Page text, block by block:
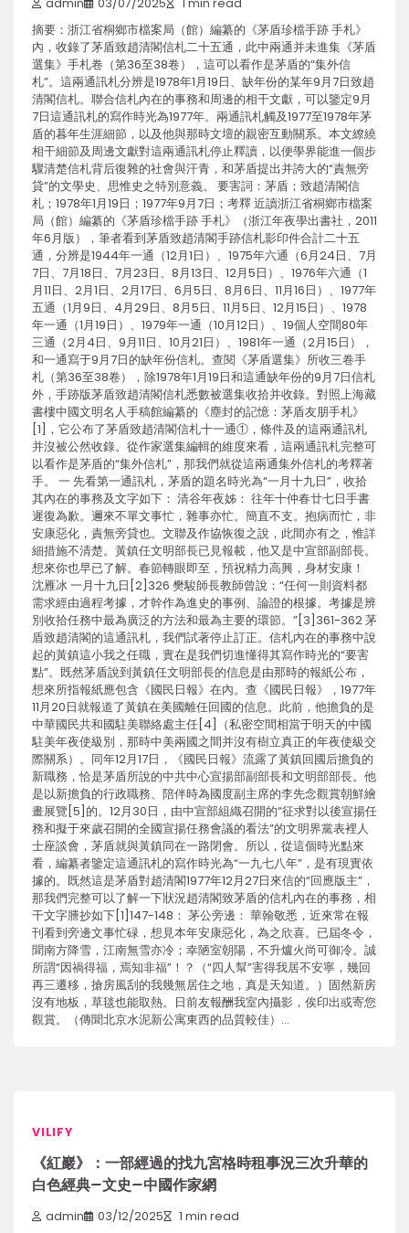
摘要：浙江省桐鄉市檔案局（館）編纂的《茅盾珍檔手跡 手札》
內，收錄了茅盾致趙清閣信札二十五通，此中兩通并未進集《茅盾
選集》手札卷（第36至38卷），這可以看作是茅盾的“集外信
札”。這兩通訊札分辨是1978年1月19日、缺年份的某年9月7日致趙
清閣信札。聯合信札內在的事務和周邊的相干文獻，可以鑒定9月
7日這通訊札的寫作時光為1977年。兩通訊札觸及1977至1978年茅
盾的暮年生涯細節，以及他與那時文壇的親密互動關系。本文繚繞
相干細節及周邊文獻對這兩通訊札停止釋讀，以便學界能進一個步
驟清楚信札背后復雜的社會與汗青，和茅盾提出并誇大的“責無旁
貸”的文學史、思惟史之特別意義。 要害詞：茅盾；致趙清閣信
札；1978年1月19日；1977年9月7日；考釋 近讀浙江省桐鄉市檔案
局（館）編纂的《茅盾珍檔手跡 手札》（浙江年夜學出書社，2011
年6月版），筆者看到茅盾致趙清閣手跡信札影印件合計二十五
通，分辨是1944年一通（12月1日）、1975年六通（6月24日、7月
7日、7月18日、7月23日、8月13日、12月5日）、1976年六通（1
月11日、2月1日、2月17日、6月5日、8月6日、11月16日）、1977年
五通（1月9日、4月29日、8月5日、11月5日、12月15日）、1978
年一通（1月19日）、1979年一通（10月12日）、19個人空間80年
三通（2月4日、9月11日、10月21日）、1981年一通（2月15日），
和一通寫于9月7日的缺年份信札。查閱《茅盾選集》所收三卷手
札（第36至38卷），除1978年1月19日和這通缺年份的9月7日信札
外，手跡版茅盾致趙清閣信札悉數被選集收拾并收錄。對照上海藏
書樓中國文明名人手稿館編纂的《塵封的記憶：茅盾友朋手札》
[1]，它公布了茅盾致趙清閣信札十一通①，條件及的這兩通訊札
并沒被公然收錄。從作家選集編輯的維度來看，這兩通訊札完整可
以看作是茅盾的“集外信札”，那我們就從這兩通集外信札的考釋著
手。 一 先看第一通訊札，茅盾的題名時光為“一月十九日”，收拾
其內在的事務及文字如下： 清谷年夜姊： 往年十仲春廿七日手書
遲復為歉。邇來不單文事忙，雜事亦忙。簡直不支。抱病而忙，非
安康惡化，責無旁貸也。文聯及作協恢復之說，此間亦有之，惟詳
細措施不清楚。黃鎮任文明部長已見報載，他又是中宣部副部長。
想來你也早已了解。春節轉眼即至，預祝精力高興，身材安康！
沈雁冰 一月十九日[2]326 樊駿師長教師曾說：“任何一則資料都
需求經由過程考據，才幹作為進史的事例、論證的根據。考據是辨
別收拾任務中最為廣泛的方法和最為主要的環節。”[3]361-362 茅
盾致趙清閣的這通訊札，我們試著停止訂正。信札內在的事務中說
起的黃鎮這小我之任職，實在是我們切進懂得其寫作時光的“要害
點”。既然茅盾說到黃鎮任文明部長的信息是由那時的報紙公布，
想來所指報紙應包含《國民日報》在內。查《國民日報》，1977年
11月20日就報道了黃鎮在美國離任回國的信息。此前，他擔負的是
中華國民共和國駐美聯絡處主任[4]（私密空間相當于明天的中國
駐美年夜使級別，那時中美兩國之間并沒有樹立真正的年夜使級交
際關系）。同年12月17日，《國民日報》流露了黃鎮回國后擔負的
新職務，恰是茅盾所說的中共中心宣揚部副部長和文明部部長。他
是以新擔負的行政職務、陪伴時為國度副主席的李先念觀賞朝鮮繪
畫展覽[5]的。12月30日，由中宣部組織召開的“征求對以後宣揚任
務和擬于來歲召開的全國宣揚任務會議的看法”的文明界黨表裡人
士座談會，茅盾就與黃鎮同在一路閉會。所以，從這個時光點來
看，編纂者鑒定這通訊札的寫作時光為“一九七八年”，是有現實依
據的。既然這是茅盾對趙清閣1977年12月27日來信的“回應版主”，
那我們完整可以了解一下狀況趙清閣致茅盾的信札內在的事務，相
干文字謄抄如下[1]147-148： 茅公旁邊： 華翰敬悉，近來常在報
刊看到旁邊文事忙碌，想見本年安康惡化，為之欣喜。已屆冬令，
聞南方降雪，江南無雪亦冷；幸陋室朝陽，不升爐火尚可御冷。誠
所謂“因禍得福，焉知非福”！？（“四人幫”害得我居不安寧，幾回
再三遷移，搶房風刮的我幾無居住之地，真是天知道。）固然新房
沒有地板，草毯也能取熱。日前友報酬我室內攝影，俟印出或寄您
觀賞。（傳聞北京水泥新公寓東西的品質較佳）…
VILIFY
《紅巖》：一部經過的找九宮格時租事況三次升華的
白色經典–文史–中國作家網
admin 03/12/2025 1 min read